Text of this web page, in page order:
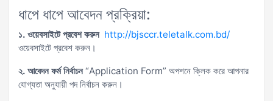
ধাপে ধাপে আবেদন প্রক্রিয়া:
১. ওয়েবসাইটে প্রবেশ করুন http://bjsccr.teletalk.com.bd/
ওয়েবসাইটে প্রবেশ করুন।
২. আবেদন ফর্ম নির্বাচন“Application Form” অপশনে ক্লিক করে আপনার
যোগ্যতা অনুযায়ী পদ নির্বাচন করুন।